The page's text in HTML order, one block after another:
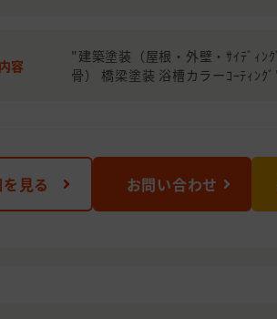
容
"建築塗装（屋根・外壁・ｻｲﾃﾞｨﾝ
骨） 橋梁塗装 浴槽カラーｺｰﾃｨﾝｸ
見る お問い合わせ